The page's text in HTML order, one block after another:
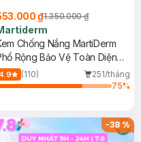
₫1.350.000 ₫
Chống Nắng MartiDerm
Rộng Bảo Vệ Toàn Diện
(110)
251/tháng
75%
-38%